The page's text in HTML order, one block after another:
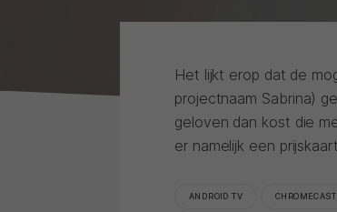
Het lijkt erop dat de
projectnaam Sabrina)
geloven dan kost die
er namelijk een
ANDROID TV